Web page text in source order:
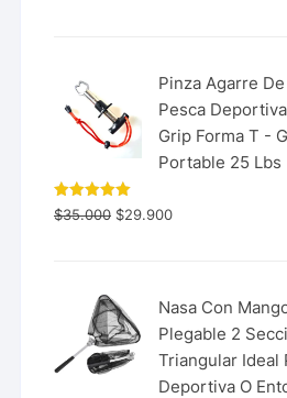
Pinza Agarre
Pesca
Grip Forma T -
Portable 25 Lbs
Valorado
con 5.00
$35.000 $29.900
Nasa Con
Plegable 2
Triangular Ideal
Deportiva O